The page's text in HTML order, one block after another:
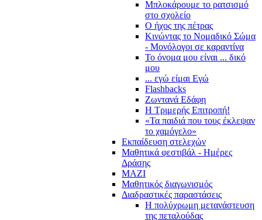
Μπλοκάρουμε το ρατσισμό
στο σχολείο
Ο ήχος της πέτρας
Κινώντας το Νομαδικό Σώμα
- Μονόλογοι σε καραντίνα
Το όνομα μου είναι ... δικό
μου
... εγώ είμαι Εγώ
Flashbacks
Ζωντανά Εδάφη
Η Τριμερής Επιτροπή!
«Τα παιδιά που τους έκλεψαν
το χαμόγελο»
Εκπαίδευση στελεχών
Μαθητικά φεστιβάλ - Ημέρες
Δράσης
ΜΑΖΙ
Μαθητικός διαγωνισμός
Διαδραστικές παραστάσεις
Η πολύχρωμη μετανάστευση
της πεταλούδας